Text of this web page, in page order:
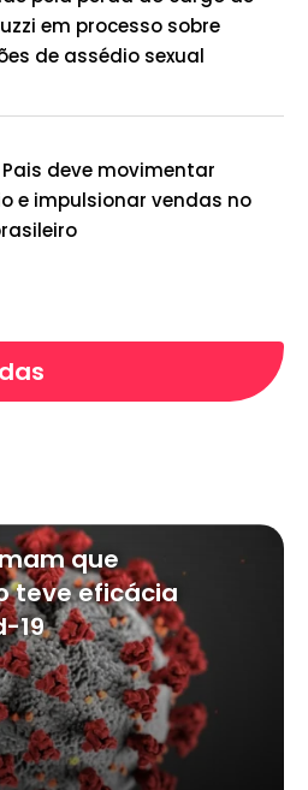
em processo sobre
de assédio sexual
deve movimentar
e impulsionar vendas no
que
teve eficácia
19